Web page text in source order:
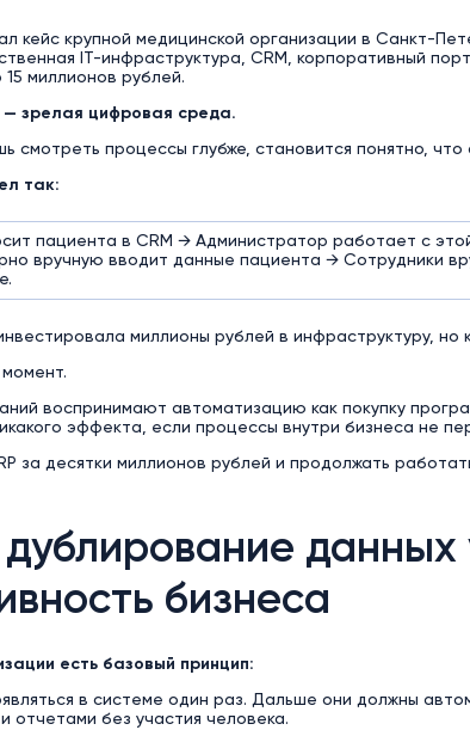
кейс крупной медицинской организации в Санкт-
IT-инфраструктура, CRM, корпоративный
миллионов рублей.
— зрелая цифровая среда.
смотреть процессы глубже, становится понятно,
так:
пациента в CRM → Администратор работает с
вручную вводит данные пациента → Сотрудники
миллионы рублей в инфраструктуру,
воспринимают автоматизацию как покупку
эффекта, если процессы внутри бизнеса не
за десятки миллионов рублей и продолжать
данных
бизнеса
есть базовый принцип:
в системе один раз. Дальше они должны
отчетами без участия человека.